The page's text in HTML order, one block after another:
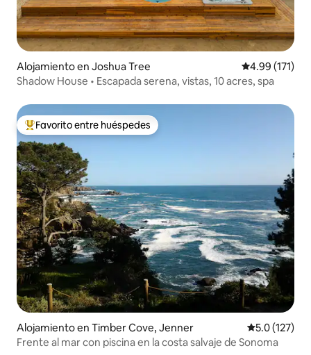
Alojamiento en Joshua Tree Calificación
4.99 (171)
Shadow House • Escapada serena, vistas, 10 acres, spa
Favorito entre huéspedes preferido
Favorito entre huéspedes
Alojamiento en Timber Cove, Jenner Calificación
5.0 (127)
Frente al mar con piscina en la costa salvaje de Sonoma